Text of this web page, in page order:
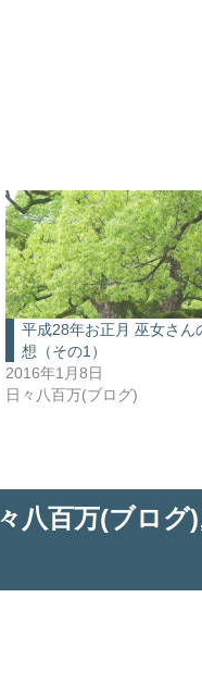
平成28年お正月 巫女さん
想（その1）
2016年1月8日
日々八百万(ブログ)
八百万(ブログ)